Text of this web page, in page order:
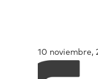
10 noviembre,